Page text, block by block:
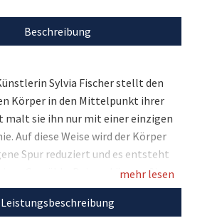
Beschreibung
Sylvia Fischer stellt den
Körper in den Mittelpunkt ihrer
malt sie ihn nur mit einer einzigen
Auf diese Weise wird der Körper
Spur reduziert und es entsteht
Gemälde. Bei uns können Sie
besonderen Kunstwerke
Sie jetzt mit und
mehr lesen
Leistungsbeschreibung